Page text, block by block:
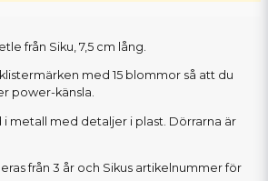
från Siku, 7,5 cm lång.
med 15 blommor så att du
power-känsla.
i metall med detaljer i plast. Dörrarna är
från 3 år och Sikus artikelnummer för